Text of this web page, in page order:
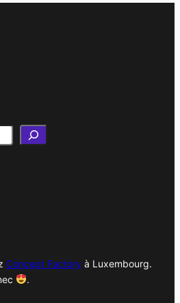
Concept Factoryà Luxembourg.
.